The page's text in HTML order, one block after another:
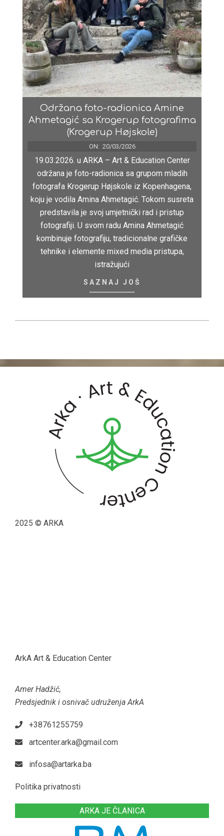
Održana foto-radionica Amine
Ahmetagić sa Krogerup fotografima
(Krogerup Højskole)
ON: 20/03/2026
19.03.2026. u ARKA – Art & Education Center
održana je foto-radionica sa grupom mladih
fotografa Krogerup Højskole iz Kopenhagena,
koju je vodila Amina Ahmetagić. Tokom susreta
predstavila je svoj umjetnički rad i pristup
fotografiji. U svom radu Amina Ahmetagić
kombinuje fotografiju, tradicionalne grafičke
tehnike i elemente mixed media pristupa,
istražujući
SAZNAJ JOŠ
2025 © ARKA
ArkA Art & Education Center
Amer Hadžić,
Predsjednik i osnivač udruženja ArkA
+38761255759
artcenter.arka@gmail.com
infosa@artarka.ba
Politika privatnosti
ARKA JE ČLANICA